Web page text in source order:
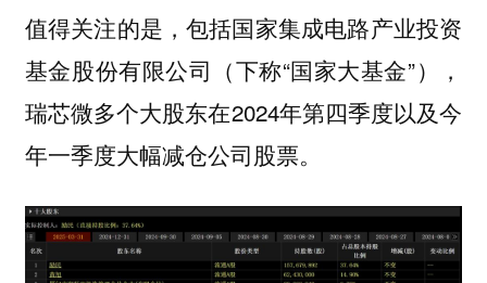
值得关注的是，包括国家集成电路产业投资
基金股份有限公司（下称“国家大基金”），
瑞芯微多个大股东在2024年第四季度以及今
年一季度大幅减仓公司股票。